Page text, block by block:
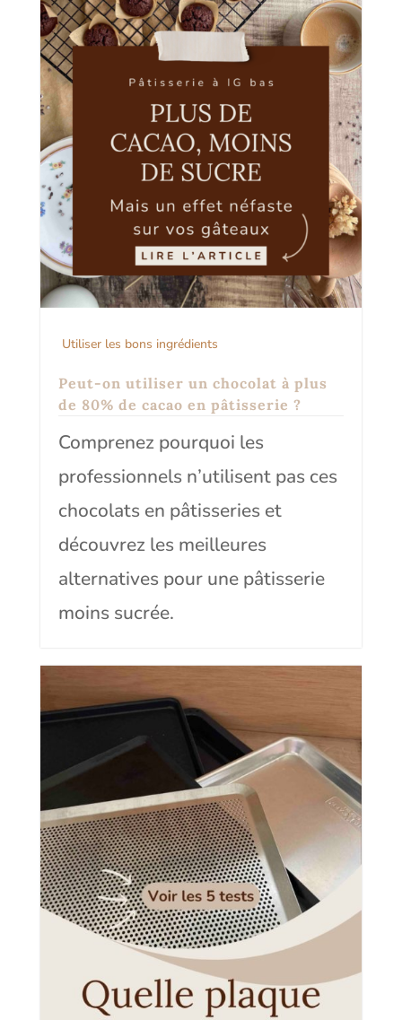
Utiliser les bons ingrédients
Peut-on utiliser un chocolat à plus
de 80% de cacao en pâtisserie ?
Comprenez pourquoi les
professionnels n’utilisent pas ces
chocolats en pâtisseries et
découvrez les meilleures
alternatives pour une pâtisserie
moins sucrée.